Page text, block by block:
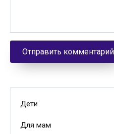
Дети
Для мам